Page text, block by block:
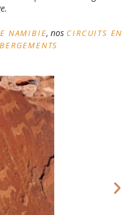
NAMIBIE, nos CIRCUITS EN